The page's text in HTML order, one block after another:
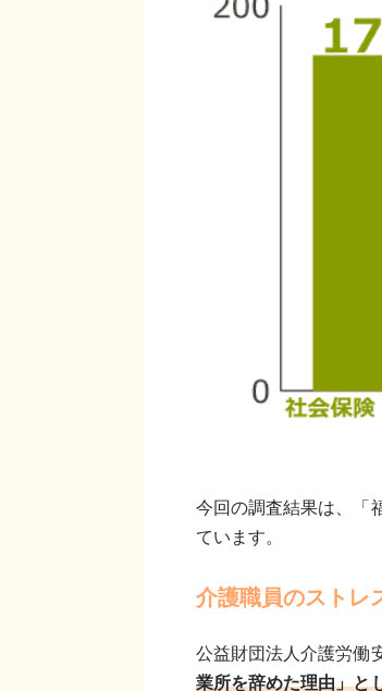
今回の調査結果は、「
ています。
介護職員のストレ
公益財団法人介護労働
業所を辞めた理由」と